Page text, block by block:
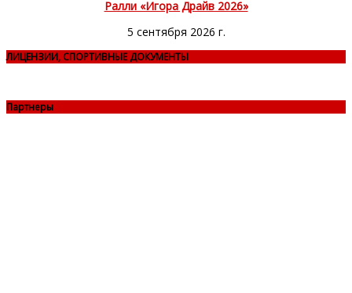
Ралли «Игора Драйв 2026»
5 сентября 2026 г.
ЛИЦЕНЗИИ, СПОРТИВНЫЕ ДОКУМЕНТЫ
Партнеры